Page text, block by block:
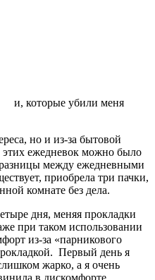
и, которые убили меня
но и из-за бытовой
этих ежедневок можно было
между ежедневными
приобрела три пачки,
комнате без дела.
дня, меняя прокладки
при таком использовании
из-за «парникового
Первый день я
жарко, а я очень
в дискомфорте